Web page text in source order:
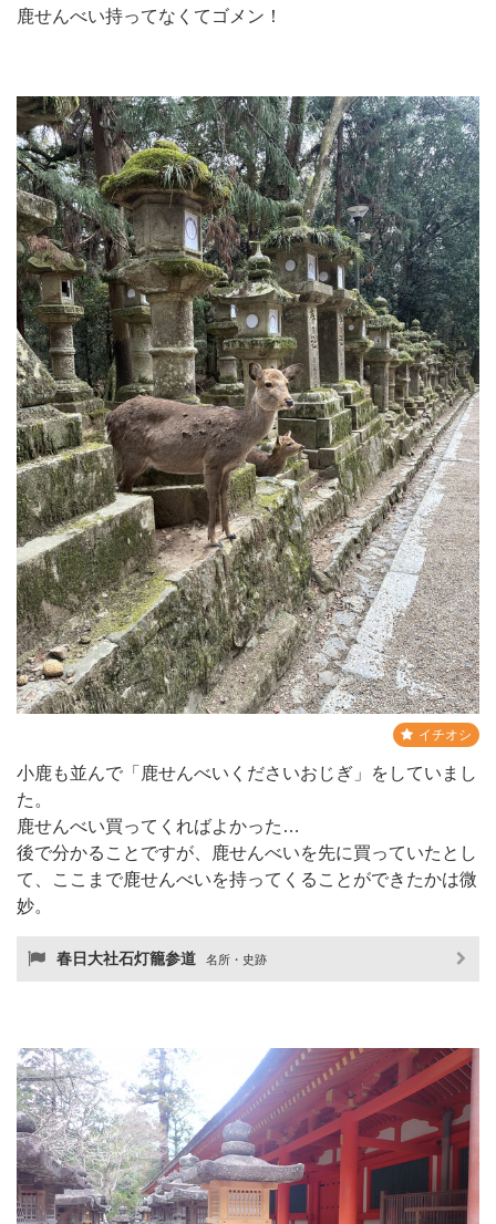
鹿せんべい持ってなくてゴメン！
イチオシ
小鹿も並んで「鹿せんべいくださいおじぎ」をしていまし
た。
鹿せんべい買ってくればよかった…
後で分かることですが、鹿せんべいを先に買っていたとし
て、ここまで鹿せんべいを持ってくることができたかは微
妙。
春日大社石灯籠参道 名所・史跡